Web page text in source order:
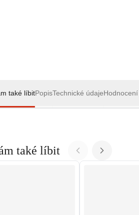
také líbitPopisTechnické údajeHodnocení
také líbit